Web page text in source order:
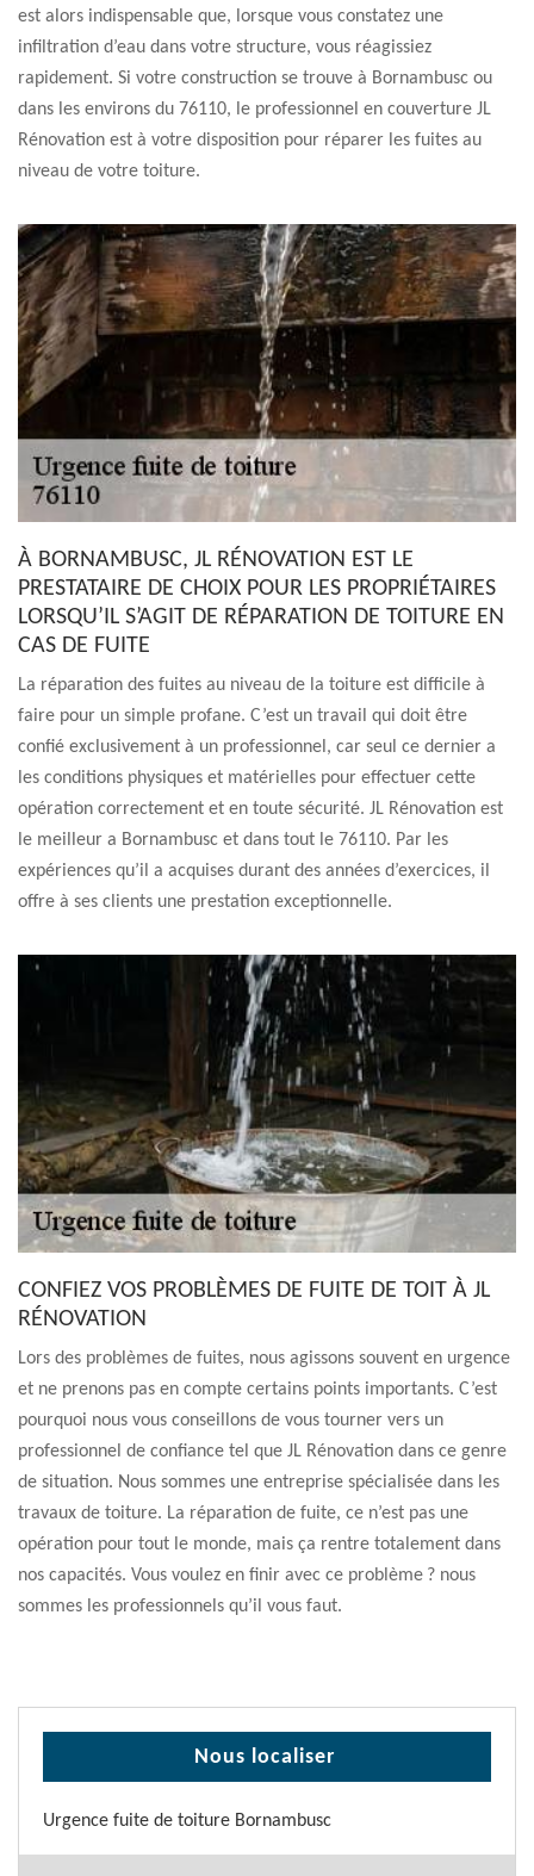
est alors indispensable que, lorsque vous constatez une
infiltration d’eau dans votre structure, vous réagissiez
rapidement. Si votre construction se trouve à Bornambusc ou
dans les environs du 76110, le professionnel en couverture JL
Rénovation est à votre disposition pour réparer les fuites au
niveau de votre toiture.
À BORNAMBUSC, JL RÉNOVATION EST LE
PRESTATAIRE DE CHOIX POUR LES PROPRIÉTAIRES
LORSQU’IL S’AGIT DE RÉPARATION DE TOITURE EN
CAS DE FUITE
La réparation des fuites au niveau de la toiture est difficile à
faire pour un simple profane. C’est un travail qui doit être
confié exclusivement à un professionnel, car seul ce dernier a
les conditions physiques et matérielles pour effectuer cette
opération correctement et en toute sécurité. JL Rénovation est
le meilleur a Bornambusc et dans tout le 76110. Par les
expériences qu’il a acquises durant des années d’exercices, il
offre à ses clients une prestation exceptionnelle.
CONFIEZ VOS PROBLÈMES DE FUITE DE TOIT À JL
RÉNOVATION
Lors des problèmes de fuites, nous agissons souvent en urgence
et ne prenons pas en compte certains points importants. C’est
pourquoi nous vous conseillons de vous tourner vers un
professionnel de confiance tel que JL Rénovation dans ce genre
de situation. Nous sommes une entreprise spécialisée dans les
travaux de toiture. La réparation de fuite, ce n’est pas une
opération pour tout le monde, mais ça rentre totalement dans
nos capacités. Vous voulez en finir avec ce problème ? nous
sommes les professionnels qu’il vous faut.
Nous localiser
Urgence fuite de toiture Bornambusc